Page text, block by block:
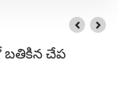
బతికిన చేప